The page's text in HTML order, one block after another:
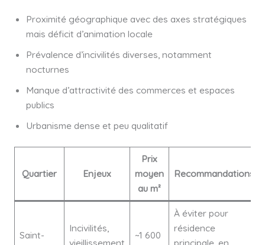
Proximité géographique avec des axes stratégiques
mais déficit d’animation locale
Prévalence d’incivilités diverses, notamment
nocturnes
Manque d’attractivité des commerces et espaces
publics
Urbanisme dense et peu qualitatif
Quartier Enjeux
Prix
moyen
au m²
Recommandations
Saint-
Incivilités,
~1 600
À éviter pour
résidence